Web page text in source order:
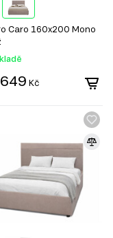
Caro 160x200 Mono
Kč